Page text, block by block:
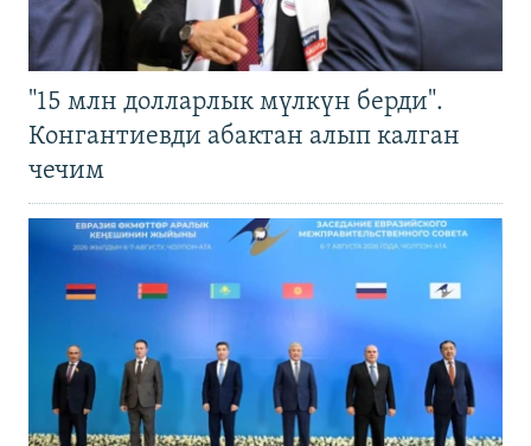
"15 млн долларлык мүлкүн берди".
Конгантиевди абактан алып калган
чечим